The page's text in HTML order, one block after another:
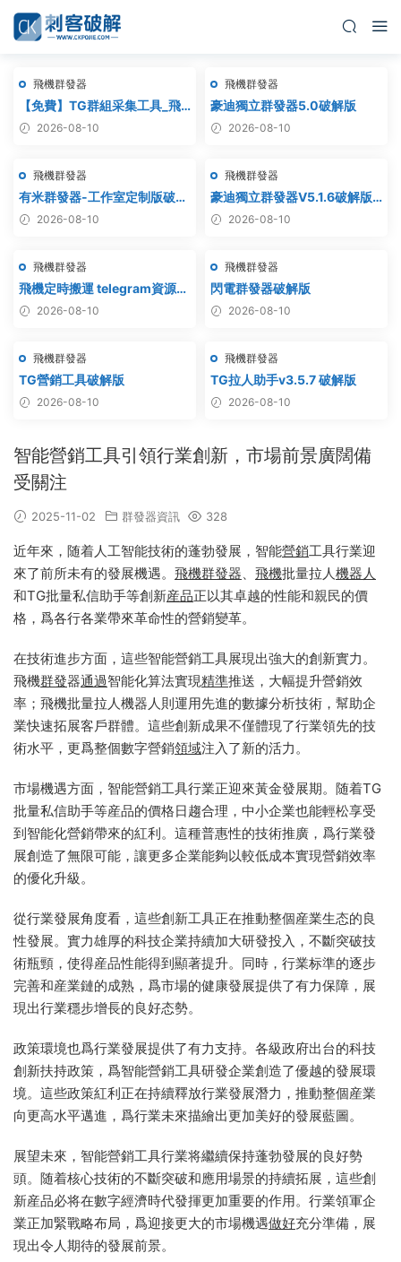
飛機群發器
【免費】TG群組采集工具_飛
機群組采集軟件_電報群組采集
2026-08-10
飛機群發器
豪迪獨立群發器5.0破解版
2026-08-10
飛機群發器
有米群發器-工作室定制版破解
版 2026-08-10
飛機群發器
豪迪獨立群發器V5.1.6破解版 –
飛機群發器,TG群發器,群發器
群發,協議軟件
2026-08-10
飛機群發器
飛機定時搬運 telegram資源搬
運 TG頻道搬運 電報頻道克隆
2026-08-10
飛機群發器
閃電群發器破解版
2026-08-10
飛機群發器
TG營銷工具破解版
2026-08-10
飛機群發器
TG拉人助手v3.5.7 破解版
2026-08-10
智能營銷工具引領行業創新，市場前景廣闊備
受關注
2025-11-02 群發器資訊 328
近年來，随着人工智能技術的蓬勃發展，智能營銷工具行業迎
來了前所未有的發展機遇。 飛機群發器、 飛機批量拉人機器人
和TG批量私信助手等創新産品正以其卓越的性能和親民的價
格，爲各行各業帶來革命性的營銷變革。
在技術進步方面，這些智能營銷工具展現出強大的創新實力。
飛機群發器通過智能化算法實現精準推送，大幅提升營銷效
率；飛機批量拉人機器人則運用先進的數據分析技術，幫助企
業快速拓展客戶群體。這些創新成果不僅體現了行業領先的技
術水平，更爲整個數字營銷領域注入了新的活力。
市場機遇方面，智能營銷工具行業正迎來黃金發展期。随着TG
批量私信助手等産品的價格日趨合理，中小企業也能輕松享受
到智能化營銷帶來的紅利。這種普惠性的技術推廣，爲行業發
展創造了無限可能，讓更多企業能夠以較低成本實現營銷效率
的優化升級。
從行業發展角度看，這些創新工具正在推動整個産業生态的良
性發展。實力雄厚的科技企業持續加大研發投入，不斷突破技
術瓶頸，使得産品性能得到顯著提升。同時，行業标準的逐步
完善和産業鏈的成熟，爲市場的健康發展提供了有力保障，展
現出行業穩步增長的良好态勢。
政策環境也爲行業發展提供了有力支持。各級政府出台的科技
創新扶持政策，爲智能營銷工具研發企業創造了優越的發展環
境。這些政策紅利正在持續釋放行業發展潛力，推動整個産業
向更高水平邁進，爲行業未來描繪出更加美好的發展藍圖。
展望未來，智能營銷工具行業将繼續保持蓬勃發展的良好勢
頭。随着核心技術的不斷突破和應用場景的持續拓展，這些創
新産品必将在數字經濟時代發揮更加重要的作用。行業領軍企
業正加緊戰略布局，爲迎接更大的市場機遇做好充分準備，展
現出令人期待的發展前景。